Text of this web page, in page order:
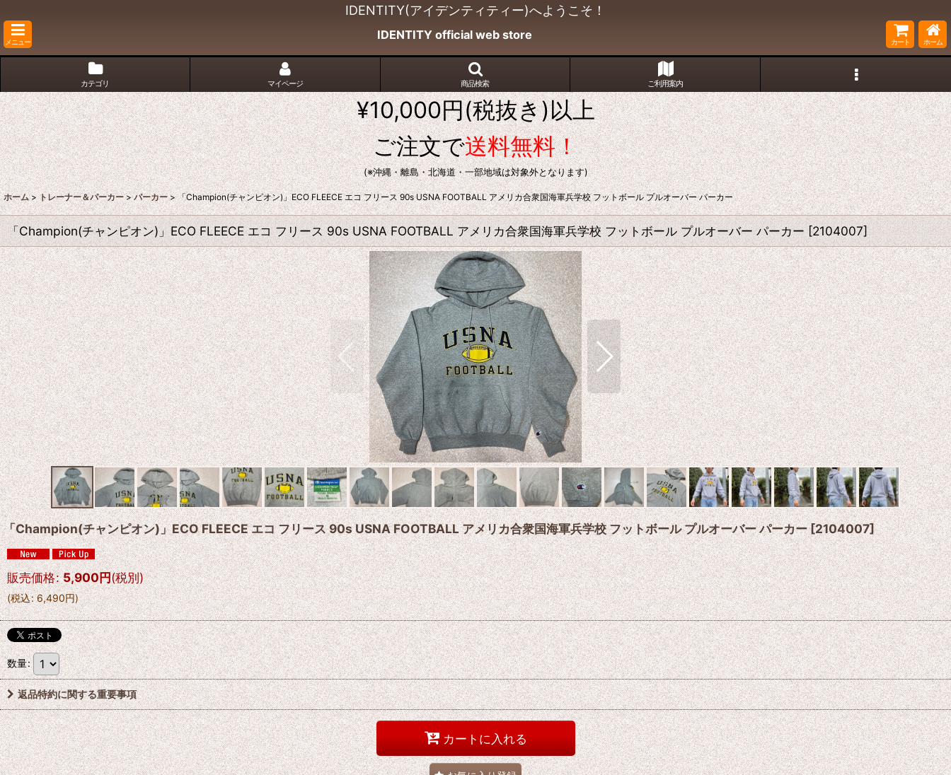
IDENTITY(アイデンティティー)へようこそ！
メニュー
IDENTITY official web store
カート ホーム
カテゴリ マイページ 商品検索 ご利用案内
¥10,000円(税抜き)以上
ご注文で送料無料！
(※沖縄・離島・北海道・一部地域は対象外となります)
ホーム > トレーナー＆パーカー > パーカー > 「Champion(チャンピオン)」ECO FLEECE エコ フリース 90s USNA FOOTBALL アメリカ合衆国海軍兵学校 フットボール プルオーバー パーカー
「Champion(チャンピオン)」ECO FLEECE エコ フリース 90s USNA FOOTBALL アメリカ合衆国海軍兵学校 フットボール プルオーバー パーカー [2104007]
「Champion(チャンピオン)」ECO FLEECE エコ フリース 90s USNA FOOTBALL アメリカ合衆国海軍兵学校 フットボール プルオーバー パーカー[2104007]
販売価格: 5,900円(税別)
(税込: 6,490円)
数量:
返品特約に関する重要事項
カートに入れる